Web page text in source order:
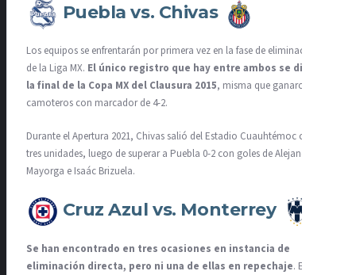
Puebla vs. Chivas
Los equipos se enfrentarán por primera vez en la fase de eliminación
de la Liga MX. El único registro que hay entre ambos se dio en
la final de la Copa MX del Clausura 2015, misma que ganaron los
camoteros con marcador de 4-2.
Durante el Apertura 2021, Chivas salió del Estadio Cuauhtémoc con las
tres unidades, luego de superar a Puebla 0-2 con goles de Alejandro
Mayorga e Isaác Brizuela.
Cruz Azul vs. Monterrey
Se han encontrado en tres ocasiones en instancia de
eliminación directa, pero ni una de ellas en repechaje. En las